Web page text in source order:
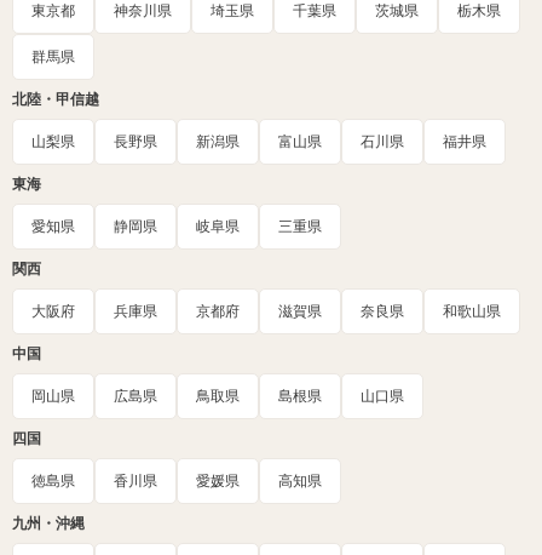
東京都 神奈川県 埼玉県 千葉県 茨城県 栃木県
群馬県
北陸・甲信越
山梨県 長野県 新潟県 富山県 石川県 福井県
東海
愛知県 静岡県 岐阜県 三重県
関西
大阪府 兵庫県 京都府 滋賀県 奈良県 和歌山県
中国
岡山県 広島県 鳥取県 島根県 山口県
四国
徳島県 香川県 愛媛県 高知県
九州・沖縄